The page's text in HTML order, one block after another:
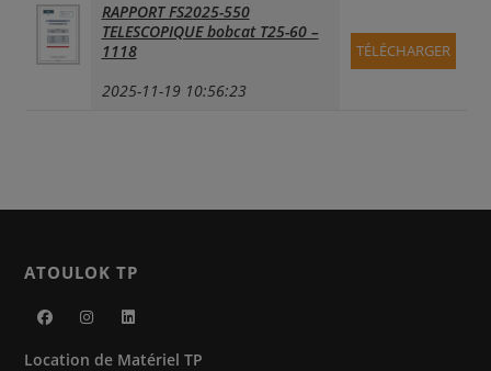
RAPPORT FS2025-550
TELESCOPIQUE bobcat T25-60 –
1118
2025-11-19 10:56:23
TÉLÉCHARGER
ATOULOK TP
Location de Matériel TP